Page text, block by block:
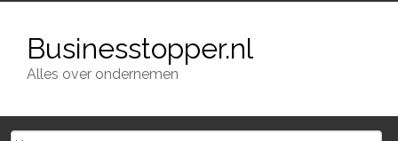
contentBusinesstopper.nl
Alles over ondernemen